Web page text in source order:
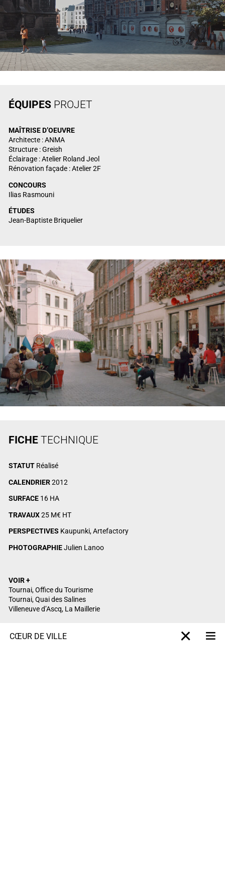
CŒUR DE VILLE X-projet
ÉQUIPESPROJET
MAÎTRISED’OEUVRE
Architecte : ANMA
Structure : Greish
Éclairage : Atelier Roland Jeol
Rénovation façade : Atelier 2F
CONCOURS
Ilias Rasmouni
ÉTUDES
Jean-Baptiste Briquelier
FICHETECHNIQUE
STATUT Réalisé
CALENDRIER2012
SURFACE 16 HA
TRAVAUX25 M€ HT
PERSPECTIVES Kaupunki, Artefactory
PHOTOGRAPHIEJulien Lanoo
VOIR +
Tournai, Office du Tourisme
Tournai, Quai des Salines
Villeneuve d’Ascq, La Maillerie